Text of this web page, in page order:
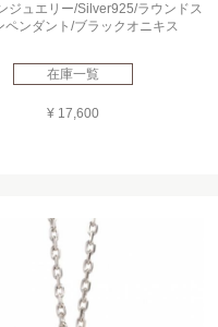
ジュエリー/Silver925/ラウンドス
ペンダント/ブラックオニキス
在庫一覧
¥ 17,600